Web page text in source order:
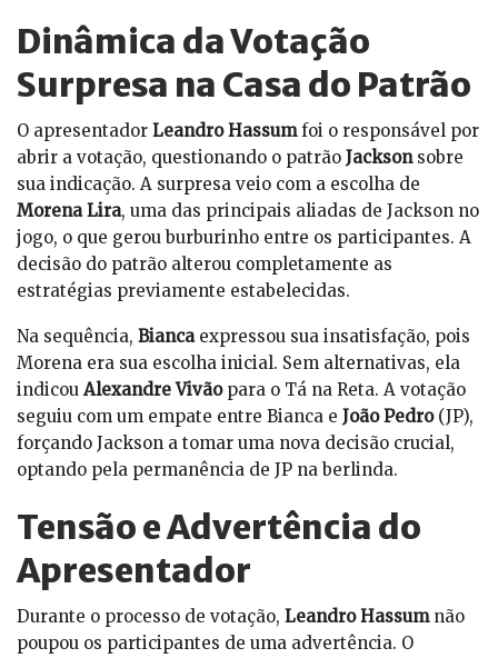
Dinâmica da Votação
Surpresa na Casa do Patrão
O apresentador Leandro Hassumfoi o responsável por
abrir a votação, questionando o patrão Jacksonsobre
sua indicação. A surpresa veio com a escolha de
Morena Lira, uma das principais aliadas de Jackson no
jogo, o que gerou burburinho entre os participantes. A
decisão do patrão alterou completamente as
estratégias previamente estabelecidas.
Na sequência, Biancaexpressou sua insatisfação, pois
Morena era sua escolha inicial. Sem alternativas, ela
indicou Alexandre Vivãopara o Tá na Reta. A votação
seguiu com um empate entre Bianca e João Pedro(JP),
forçando Jackson a tomar uma nova decisão crucial,
optando pela permanência de JP na berlinda.
Tensão e Advertência do
Apresentador
Durante o processo de votação, Leandro Hassumnão
poupou os participantes de uma advertência. O